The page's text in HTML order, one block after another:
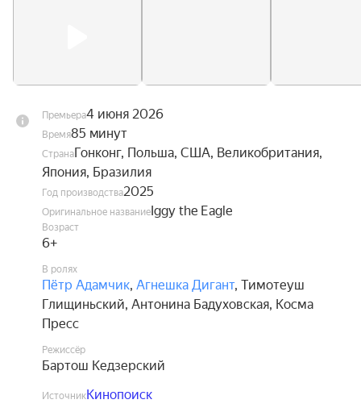
Премьера4 июня 2026
Время85 минут
СтранаГонконг, Польша, США, Великобритания,
Япония, Бразилия
Год производства2025
Оригинальное названиеIggy the Eagle
Возраст
6+
В ролях
Пётр Адамчик, Агнешка Дигант, Тимотеуш
Глищиньский, Антонина Бадуховская, Косма
Пресс
Режиссёр
Бартош Кедзерский
ИсточникКинопоиск